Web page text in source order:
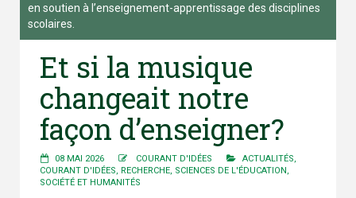
en soutien à l’enseignement-apprentissage des disciplines
scolaires.
Et si la musique
changeait notre
façon d’enseigner?
08 MAI 2026 COURANT D'IDÉES ACTUALITÉS
COURANT D'IDÉES
RECHERCHE SCIENCES DE L'ÉDUCATION
SOCIÉTÉ ET HUMANITÉS